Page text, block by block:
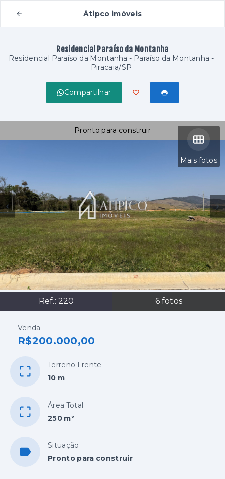
Átipco imóveis
Residencial Paraíso da Montanha
Residencial Paraíso da Montanha - Paraíso da Montanha -
Piracaia/SP
Compartilhar
Mais fotos
Ref.: 220 6 fotos
Pronto para construir
Venda
R$200.000,00
Terreno Frente
10 m
Área Total
250 m²
Situação
Pronto para construir